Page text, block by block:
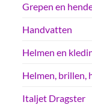
Grepen en
Handvatten
Helmen en
Helmen, brillen,
Italjet Dragster